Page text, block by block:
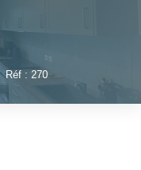
Réf : 270